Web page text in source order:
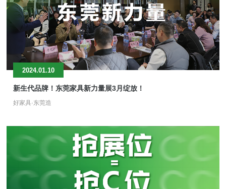
2024.01.10
新生代品牌！东莞家具新力量展3月绽放！
好家具·东莞造